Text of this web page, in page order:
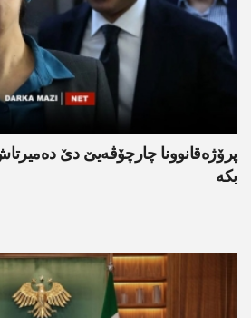
پرۆژەقانوونا چارچۆڤەیێ دێ
بکە